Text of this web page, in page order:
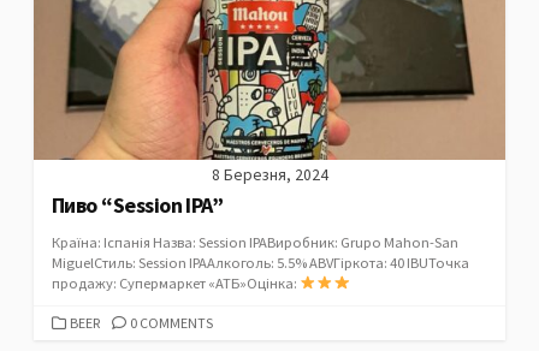
8 Березня, 2024
Пиво “Session IPA”
Країна: Іспанія Назва: Session IPAВиробник: Grupo Mahon-San
MiguelСтиль: Session IPAАлкоголь: 5.5% ABVГіркота: 40 IBUТочка
продажу: Супермаркет «АТБ»Оцінка:
CATEGORIES
BEER 0 COMMENTS